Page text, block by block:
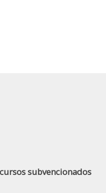
subvencionados